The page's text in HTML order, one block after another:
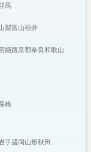
馬
梨富山福井
姫路京都奈良和歌山
崎
手盛岡山形秋田